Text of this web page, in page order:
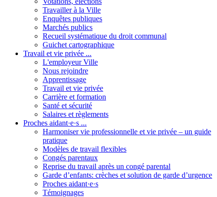
Travailler à la Ville
Enquêtes publiques
Marchés publics
Recueil systématique du droit communal
Guichet cartographique
Travail et vie privée ...
L'employeur Ville
Nous rejoindre
Apprentissage
Travail et vie privée
Carrière et formation
Santé et sécurité
Salaires et règlements
Proches aidant·e·s ...
Harmoniser vie professionnelle et vie privée – un guide
pratique
Modèles de travail flexibles
Congés parentaux
Reprise du travail après un congé parental
Garde d’enfants: crèches et solution de garde d’urgence
Proches aidant·e·s
Témoignages